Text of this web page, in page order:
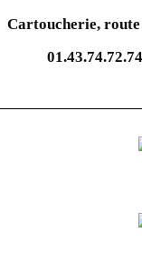
Cartoucherie,
01.43.74.72.74